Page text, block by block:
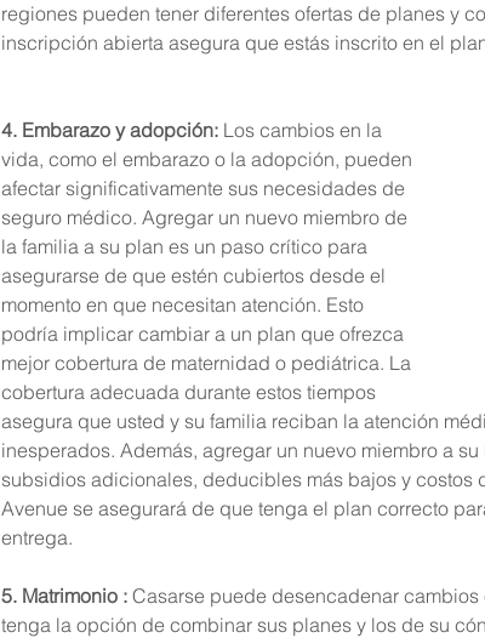
regiones pueden tener diferentes ofertas de planes y
inscripción abierta asegura que estás inscrito en el
4. Embarazo y adopción: Los cambios en la
vida, como el embarazo o la adopción, pueden
afectar significativamente sus necesidades de
seguro médico. Agregar un nuevo miembro de
la familia a su plan es un paso crítico para
asegurarse de que estén cubiertos desde el
momento en que necesitan atención. Esto
podría implicar cambiar a un plan que ofrezca
mejor cobertura de maternidad o pediátrica. La
cobertura adecuada durante estos tiempos
asegura que usted y su familia reciban la atención
inesperados. Además, agregar un nuevo miembro a
subsidios adicionales, deducibles más bajos y costos
Avenue se asegurará de que tenga el plan correcto
entrega.
5. Matrimonio : Casarse puede desencadenar
tenga la opción de combinar sus planes y los de su